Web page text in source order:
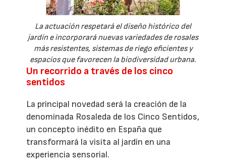
La actuación respetará el diseño histórico del
jardín e incorporará nuevas variedades de rosales
más resistentes, sistemas de riego eficientes y
espacios que favorecen la biodiversidad urbana.
Un recorrido a través de los cinco
sentidos
La principal novedad será la creación de la
denominada Rosaleda de los Cinco Sentidos,
un concepto inédito en España que
transformará la visita al jardín en una
experiencia sensorial.